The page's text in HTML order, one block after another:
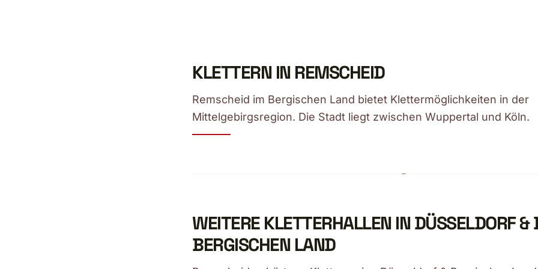
KLETTERN IN REMSCHEID
Remscheid im Bergischen Land bietet Klettermöglichkeiten in der
Mittelgebirgsregion. Die Stadt liegt zwischen Wuppertal und Köln.
WEITERE KLETTERHALLEN IN DÜSSELDORF &
BERGISCHEN LAND